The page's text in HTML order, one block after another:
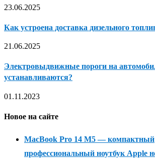
23.06.2025
Как устроена доставка дизельного
21.06.2025
Электровыдвижные пороги на
устанавливаются?
01.11.2023
Новое на сайте
MacBook Pro 14 M5 — компактный
профессиональный ноутбук Apple